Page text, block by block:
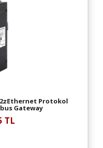
2zEthernet Protokol
Gateway
TL